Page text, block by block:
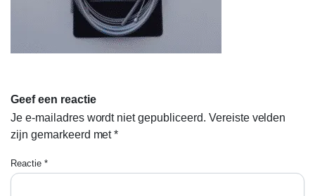
Geef een reactie
Je e-mailadres wordt niet gepubliceerd. Vereiste velden
zijn gemarkeerd met*
Reactie *